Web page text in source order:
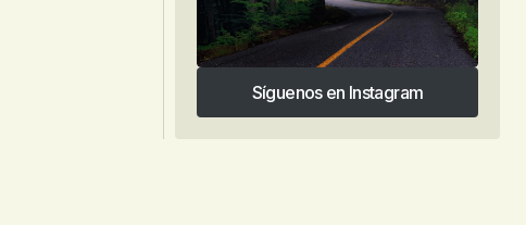
Síguenos en Instagram
Síguenos en Instagram